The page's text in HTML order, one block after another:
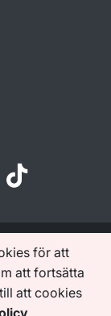
för att
att fortsätta
att cookies
.